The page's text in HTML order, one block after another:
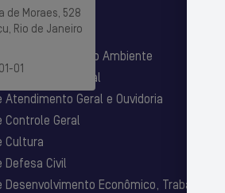
de Moraes, 528
Rio de Janeiro
01
Administração
Agricultura e Meio Ambiente
Assistência Social
Geral e Ouvidoria
Controle Geral
Cultura
Defesa Civil
Econômico, Trabalho